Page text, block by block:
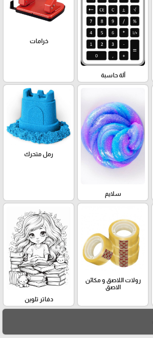
آلة حاسبة
خرامات
سلايم
رمل متحرك
رولات اللاصق و مكائن
الاصق
دفاتر تلوين